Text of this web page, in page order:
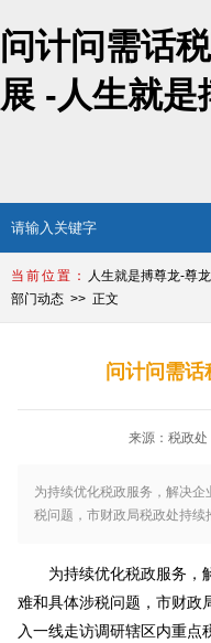
问计问需话
展 -人生就是
人生就是搏尊龙-尊
部门动态
正文
问计问需话
来源：税政
为持续优化税政服务，解决
税问题，市财政局税政处持续
为持续优化税政服务，
难和具体涉税问题，市财政
入一线走访调研辖区内重点